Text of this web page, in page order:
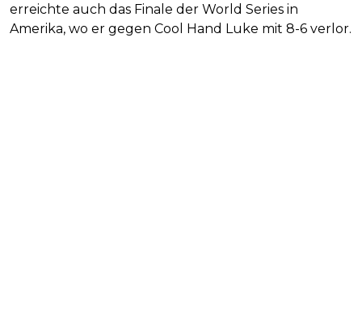
erreichte auch das Finale der World Series in
Amerika, wo er gegen Cool Hand Luke mit 8-6 verlor.